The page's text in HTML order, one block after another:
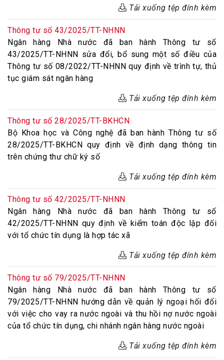
Tải xuống tệp đính kèm
Thông tư số 43/2025/TT-NHNN
Ngân hàng Nhà nước đã ban hành Thông tư số
43/2025/TT-NHNN sửa đổi, bổ sung một số điều của
Thông tư số 08/2022/TT-NHNN quy định về trình tự, thủ
tục giám sát ngân hàng
Tải xuống tệp đính kèm
Thông tư số 28/2025/TT-BKHCN
Bộ Khoa học và Công nghệ đã ban hành Thông tư số
28/2025/TT-BKHCN quy định về định dạng thông tin
trên chứng thư chữ ký số
Tải xuống tệp đính kèm
Thông tư số 42/2025/TT-NHNN
Ngân hàng Nhà nước đã ban hành Thông tư số
42/2025/TT-NHNN quy định về kiểm toán độc lập đối
với tổ chức tín dụng là hợp tác xã
Tải xuống tệp đính kèm
Thông tư số 79/2025/TT-NHNN
Ngân hàng Nhà nước đã ban hành Thông tư số
79/2025/TT-NHNN hướng dẫn về quản lý ngoại hối đối
với việc cho vay ra nước ngoài và thu hồi nợ nước ngoài
của tổ chức tín dụng, chi nhánh ngân hàng nước ngoài
Tải xuống tệp đính kèm